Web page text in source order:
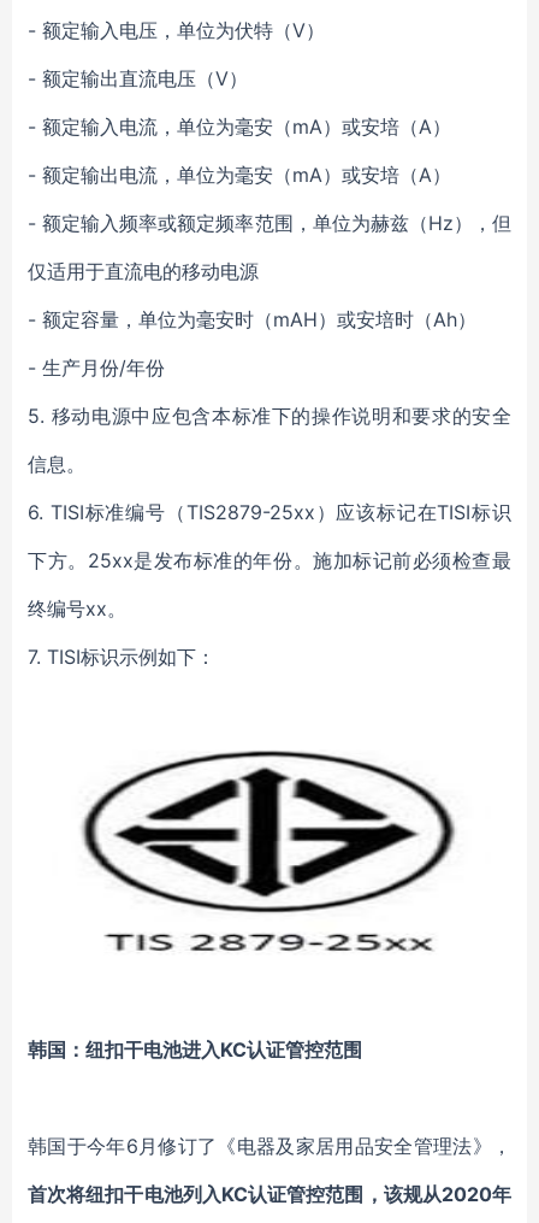
- 额定输入电压，单位为伏特（V）
- 额定输出直流电压（V）
- 额定输入电流，单位为毫安（mA）或安培（A）
- 额定输出电流，单位为毫安（mA）或安培（A）
-额定输入频率或额定频率范围，单位为赫兹（Hz），但
仅适用于直流电的移动电源
- 额定容量，单位为毫安时（mAH）或安培时（Ah）
- 生产月份/年份
5. 移动电源中应包含本标准下的操作说明和要求的安全
信息。
6. TISI标准编号（TIS2879-25xx）应该标记在TISI标识
下方。25xx是发布标准的年份。施加标记前必须检查最
终编号xx。
7. TISI标识示例如下：
韩国：纽扣干电池进入KC认证管控范围
韩国于今年6月修订了《电器及家居用品安全管理法》，
首次将纽扣干电池列入KC认证管控范围，该规从2020年